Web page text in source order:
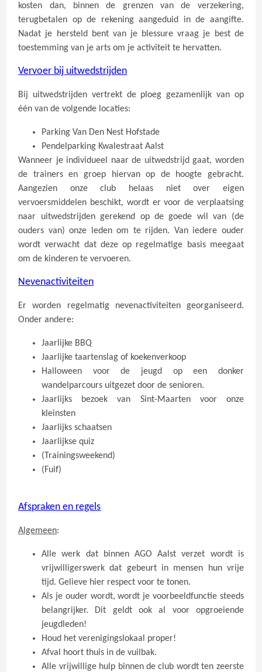
kosten dan, binnen de grenzen van de verzekering,
terugbetalen op de rekening aangeduid in de aangifte.
Nadat je hersteld bent van je blessure vraag je best de
toestemming van je arts om je activiteit te hervatten.
Vervoer bij uitwedstrijden
Bij uitwedstrijden vertrekt de ploeg gezamenlijk van op
één van de volgende locaties:
Parking Van Den Nest Hofstade
Pendelparking Kwalestraat Aalst
Wanneer je individueel naar de uitwedstrijd gaat, worden
de trainers en groep hiervan op de hoogte gebracht.
Aangezien onze club helaas niet over eigen
vervoersmiddelen beschikt, wordt er voor de verplaatsing
naar uitwedstrijden gerekend op de goede wil van (de
ouders van) onze leden om te rijden. Van iedere ouder
wordt verwacht dat deze op regelmatige basis meegaat
om de kinderen te vervoeren.
Nevenactiviteiten
Er worden regelmatig nevenactiviteiten georganiseerd.
Onder andere:
Jaarlijke BBQ
Jaarlijke taartenslag of koekenverkoop
Halloween voor de jeugd op een donker
wandelparcours uitgezet door de senioren.
Jaarlijks bezoek van Sint-Maarten voor onze
kleinsten
Jaarlijks schaatsen
Jaarlijkse quiz
(Trainingsweekend)
(Fuif)
Afspraken en regels
Algemeen:
Alle werk dat binnen AGO Aalst verzet wordt is
vrijwilligerswerk dat gebeurt in mensen hun vrije
tijd. Gelieve hier respect voor te tonen.
Als je ouder wordt, wordt je voorbeeldfunctie steeds
belangrijker. Dit geldt ook al voor opgroeiende
jeugdleden!
Houd het verenigingslokaal proper!
Afval hoort thuis in de vuilbak.
Alle vrijwillige hulp binnen de club wordt ten zeerste